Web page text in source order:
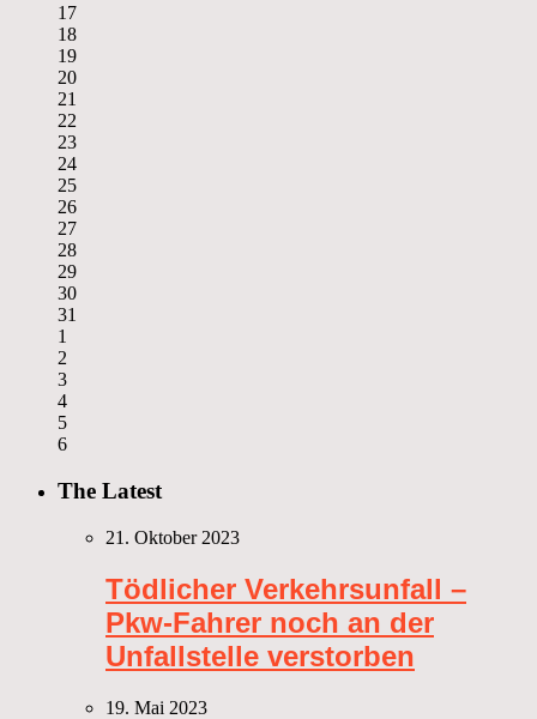
17
18
19
20
21
22
23
24
25
26
27
28
29
30
31
1
2
3
4
5
6
The Latest
21. Oktober 2023
Tödlicher Verkehrsunfall –
Pkw-Fahrer noch an der
Unfallstelle verstorben
19. Mai 2023